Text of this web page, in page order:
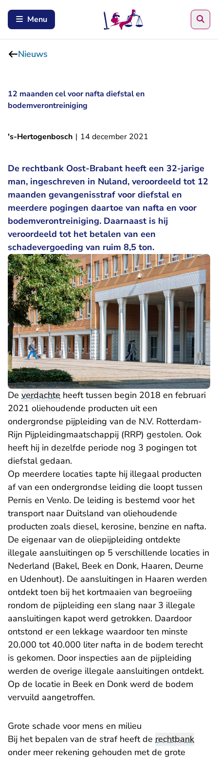
Menu
Nieuws
12 maanden cel voor nafta diefstal en
bodemverontreiniging
's-Hertogenbosch | 14 december 2021
De rechtbank Oost-Brabant heeft een 32-jarige
man, ingeschreven in Nuland, veroordeeld tot 12
maanden gevangenisstraf voor diefstal en
meerdere pogingen daartoe van nafta en voor
bodemverontreiniging. Daarnaast is hij
veroordeeld tot het betalen van een
schadevergoeding van ruim 8,5 ton.
De verdachte heeft tussen begin 2018 en februari
2021 oliehoudende producten uit een
ondergrondse pijpleiding van de N.V. Rotterdam-
Rijn Pijpleidingmaatschappij (RRP) gestolen. Ook
heeft hij in dezelfde periode nog 3 pogingen tot
diefstal gedaan.
Op meerdere locaties tapte hij illegaal producten
af van een ondergrondse leiding die loopt tussen
Pernis en Venlo. De leiding is bestemd voor het
transport naar Duitsland van oliehoudende
producten zoals diesel, kerosine, benzine en nafta.
De eigenaar van de oliepijpleiding ontdekte
illegale aansluitingen op 5 verschillende locaties in
Nederland (Bakel, Beek en Donk, Haaren, Deurne
en Udenhout). De aansluitingen in Haaren werden
ontdekt toen bij het kortmaaien van begroeiing
rondom de pijpleiding een slang naar 3 illegale
aansluitingen kapot werd getrokken. Daardoor
ontstond er een lekkage waardoor ten minste
20.000 tot 40.000 liter nafta in de bodem terecht
is gekomen. Door inspecties aan de pijpleiding
werden de overige illegale aansluitingen ontdekt.
Op de locatie in Beek en Donk werd de bodem
vervuild aangetroffen.
Grote schade voor mens en milieu
Bij het bepalen van de straf heeft de rechtbank
onder meer rekening gehouden met de grote